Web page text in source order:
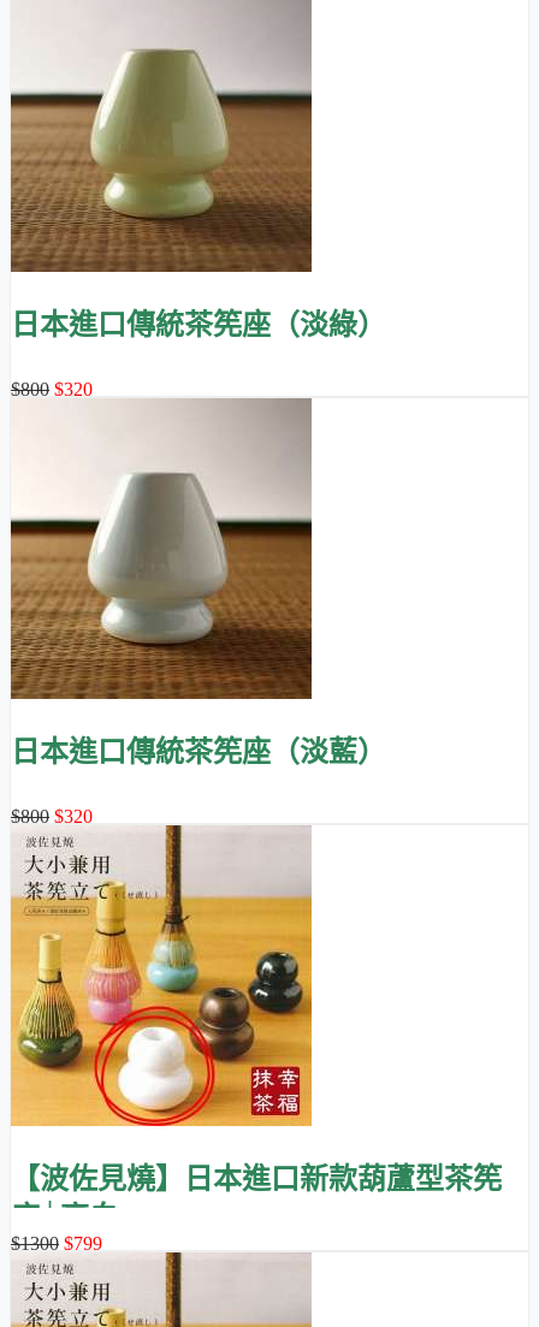
日本進口傳統茶筅座（淡綠）
$800 $320
日本進口傳統茶筅座（淡藍）
$800 $320
【波佐見燒】日本進口新款葫蘆型茶筅
座│亮白
$1300 $799